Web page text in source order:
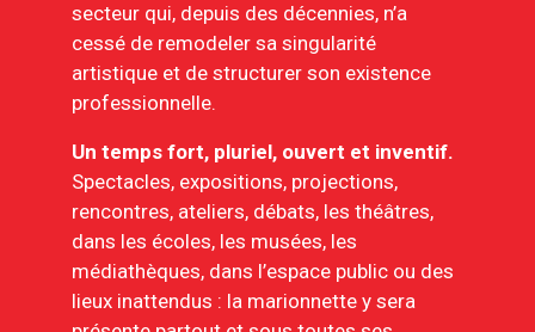
secteur qui, depuis des décennies, n’a
cessé de remodeler sa singularité
artistique et de structurer son existence
professionnelle.
Un temps fort, pluriel, ouvert et inventif.
Spectacles, expositions, projections,
rencontres, ateliers, débats, les théâtres,
dans les écoles, les musées, les
médiathèques, dans l’espace public ou des
lieux inattendus : la marionnette y sera